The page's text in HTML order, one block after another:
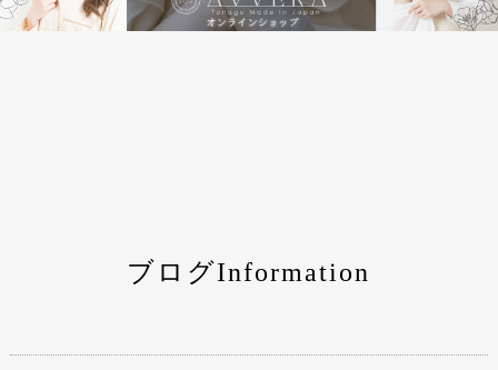
ブログInformation